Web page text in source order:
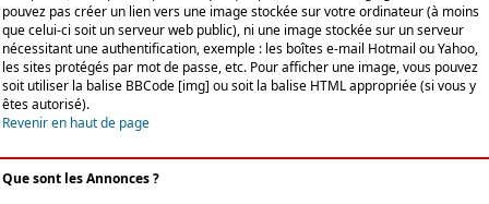
pouvez pas créer un lien vers une image stockée sur votre ordinateur (à moins
que celui-ci soit un serveur web public), ni une image stockée sur un serveur
nécessitant une authentification, exemple : les boîtes e-mail Hotmail ou Yahoo,
les sites protégés par mot de passe, etc. Pour afficher une image, vous pouvez
soit utiliser la balise BBCode [img] ou soit la balise HTML appropriée (si vous y
êtes autorisé).
Revenir en haut de page
Que sont les Annonces ?